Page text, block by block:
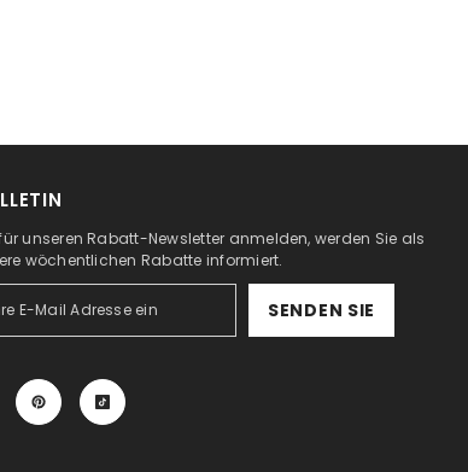
unseren Rabatt-Newsletter anmelden, werden Sie als
wöchentlichen Rabatte informiert.
SENDEN SIE